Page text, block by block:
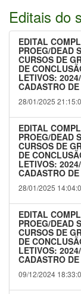
Editais do
EDITAL
PROEG/DEAD
CURSOS DE
DE
LETIVOS:
CADASTRO
28/01/2025
EDITAL
PROEG/DEAD
CURSOS DE
DE
LETIVOS:
CADASTRO
28/01/2025
EDITAL
PROEG/DEAD
CURSOS DE
DE
LETIVOS:
CADASTRO
09/12/2024